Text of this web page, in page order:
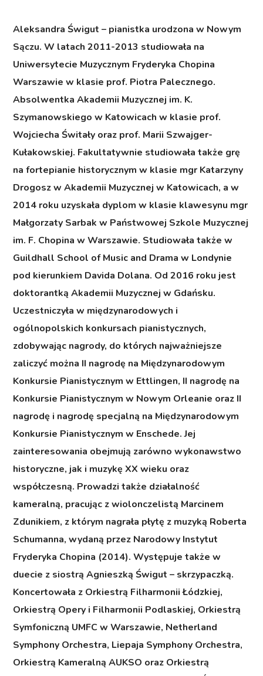
Aleksandra Świgut – pianistka urodzona w Nowym
Sączu. W latach 2011-2013 studiowała na
Uniwersytecie Muzycznym Fryderyka Chopina
Warszawie w klasie prof. Piotra Palecznego.
Absolwentka Akademii Muzycznej im. K.
Szymanowskiego w Katowicach w klasie prof.
Wojciecha Świtały oraz prof. Marii Szwajger-
Kułakowskiej. Fakultatywnie studiowała także grę
na fortepianie historycznym w klasie mgr Katarzyny
Drogosz w Akademii Muzycznej w Katowicach, a w
2014 roku uzyskała dyplom w klasie klawesynu mgr
Małgorzaty Sarbak w Państwowej Szkole Muzycznej
im. F. Chopina w Warszawie. Studiowała także w
Guildhall School of Music and Drama w Londynie
pod kierunkiem Davida Dolana. Od 2016 roku jest
doktorantką Akademii Muzycznej w Gdańsku.
Uczestniczyła w międzynarodowych i
ogólnopolskich konkursach pianistycznych,
zdobywając nagrody, do których najważniejsze
zaliczyć można II nagrodę na Międzynarodowym
Konkursie Pianistycznym w Ettlingen, II nagrodę na
Konkursie Pianistycznym w Nowym Orleanie oraz II
nagrodę i nagrodę specjalną na Międzynarodowym
Konkursie Pianistycznym w Enschede. Jej
zainteresowania obejmują zarówno wykonawstwo
historyczne, jak i muzykę XX wieku oraz
współczesną. Prowadzi także działalność
kameralną, pracując z wiolonczelistą Marcinem
Zdunikiem, z którym nagrała płytę z muzyką Roberta
Schumanna, wydaną przez Narodowy Instytut
Fryderyka Chopina (2014). Występuje także w
duecie z siostrą Agnieszką Świgut – skrzypaczką.
Koncertowała z Orkiestrą Filharmonii Łódzkiej,
Orkiestrą Opery i Filharmonii Podlaskiej, Orkiestrą
Symfoniczną UMFC w Warszawie, Netherland
Symphony Orchestra, Liepaja Symphony Orchestra,
Orkiestrą Kameralną AUKSO oraz Orkiestrą